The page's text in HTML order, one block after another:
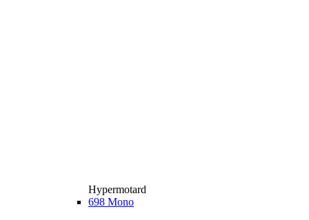
Hypermotard
698 Mono